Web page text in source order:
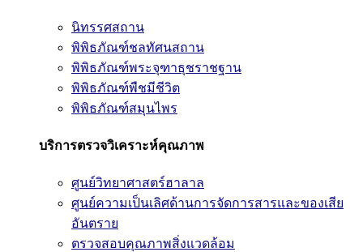
นิทรรศสถาน
พิพิธภัณฑ์ชลทัศนสถาน
พิพิธภัณฑ์พระจุฑาธุชราชฐาน
พิพิธภัณฑ์พืชมีชีวิต
พิพิธภัณฑ์สมุนไพร
บริการตรวจวิเคราะห์คุณภาพ
ศูนย์วิทยาศาสตร์ฮาลาล
ศูนย์ความเป็นเลิศด้านการจัดการสารและของเสีย
อันตราย
ตรวจสอบคุณภาพสิ่งแวดล้อม